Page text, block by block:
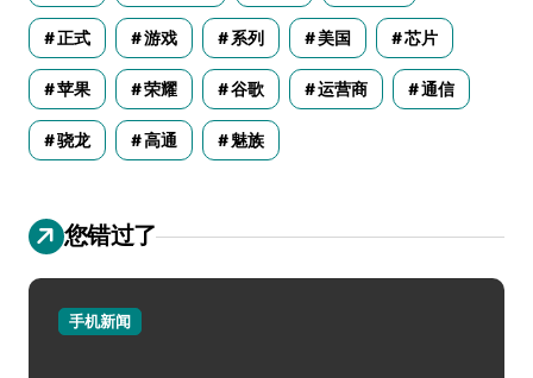
正式 游戏 系列 美国 芯片
苹果 荣耀 谷歌 运营商 通信
骁龙 高通 魅族
您错过了
手机新闻